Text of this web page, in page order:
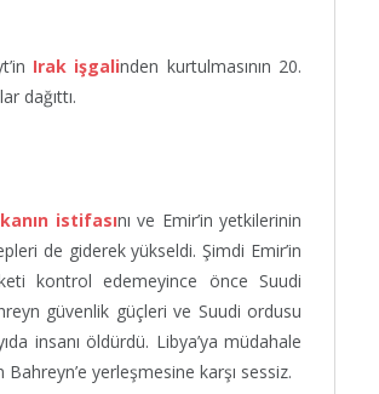
Irak işgalinden kurtulmasının 20.
dağıttı.
istifasını ve Emir’in yetkilerinin
de giderek yükseldi. Şimdi Emir’in
kontrol edemeyince önce Suudi
güvenlik güçleri ve Suudi ordusu
insanı öldürdü. Libya’ya müdahale
yerleşmesine karşı sessiz.